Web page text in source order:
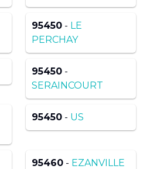
95450 - LE
PERCHAY
95450 -
SERAINCOURT
95450 - US
95460 - EZANVILLE